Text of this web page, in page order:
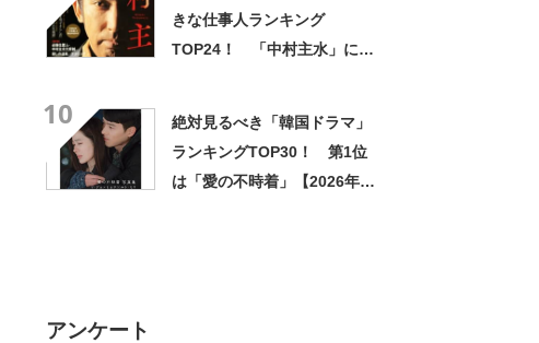
きな仕事人ランキング
TOP24！ 「中村主水」に次
10
絶対見るべき「韓国ドラマ」
ランキングTOP30！ 第1位
は「愛の不時着」【2026年最
アンケート